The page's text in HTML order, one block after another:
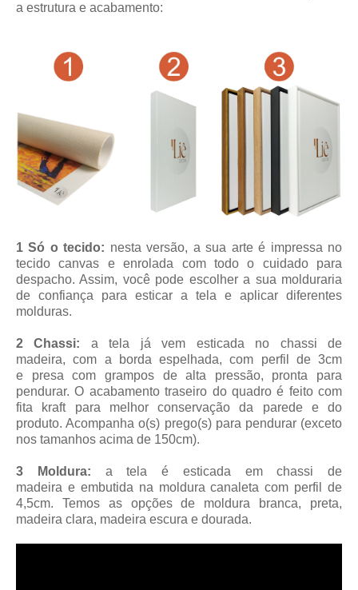
a estrutura e acabamento:
1 Só o tecido: nesta versão, a sua arte é impressa no
tecido canvas e enrolada com todo o cuidado para
despacho. Assim, você pode escolher a sua molduraria
de confiança para esticar a tela e aplicar diferentes
molduras.
2 Chassi: a tela já vem esticada no chassi de
madeira, com a borda espelhada, com perfil de 3cm
e presa com grampos de alta pressão, pronta para
pendurar. O acabamento traseiro do quadro é feito com
fita kraft para melhor conservação da parede e do
produto. Acompanha o(s) prego(s) para pendurar (exceto
nos tamanhos acima de 150cm).
3 Moldura:
a tela é esticada em chassi de
madeira e embutida na moldura canaletacom perfil de
4,5cm. Temos as opções de moldura branca, preta,
madeira clara, madeira escura e dourada.